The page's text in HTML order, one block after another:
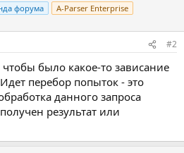
форума A-Parser Enterprise
#2
было какое-то зависание
перебор попыток - это
данного запроса
результат или